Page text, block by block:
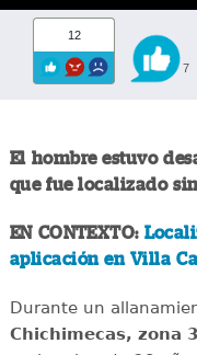
12
7
El hombre estuvo
que fue localizado
EN CONTEXTO:
aplicación en Villa
Durante un
Chichimecas, zona